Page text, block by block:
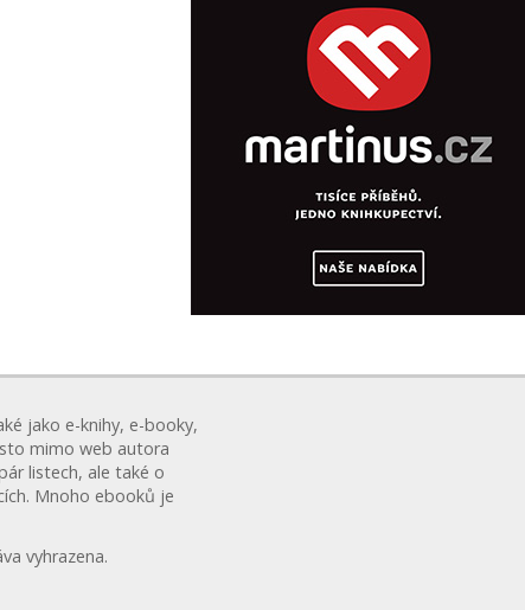
jako e-knihy, e-booky,
mimo web autora
listech, ale také o
Mnoho ebooků je
vyhrazena.